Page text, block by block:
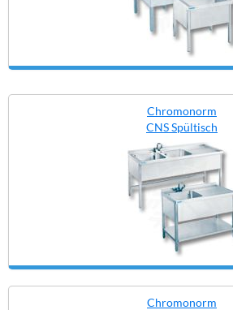
Chromonorm
CNS Spültisch
Chromonorm